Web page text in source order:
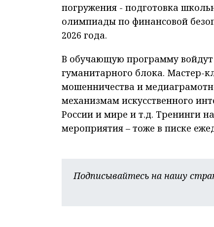
погружения - подготовка
олимпиады по финансовой
2026 года.
В обучающую программу войдут
гуманитарного блока. Мастер-
мошенничества и
механизмам искусственного
России и мире и т.д. Тренинги
мероприятия – тоже в писке
Подписывайтесь на нашу